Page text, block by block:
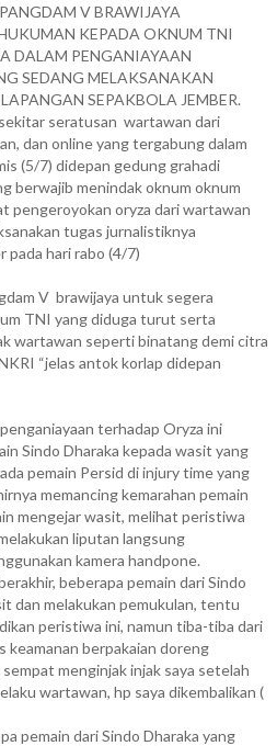
Diduga
Turut
Serta
Aniaya
Wartawan
Dilapangan
Sepak
Bola
Di
Jember
V BRAWIJAYA
KEPADA OKNUM TNI
DALAM PENGANIAYAAN
SEDANG MELAKSANAKAN
SEPAKBOLA JEMBER.
seratusan wartawan dari
dan online yang tergabung dalam
(5/7) didepan gedung grahadi
berwajib menindak oknum oknum
pengeroyokan oryza dari wartawan
tugas jurnalistiknya
pada hari rabo (4/7)
V brawijaya untuk segera
TNI yang diduga turut serta
wartawan seperti binatang demi citra
“jelas antok korlap didepan
terhadap Oryza ini
Sindo Dharaka kepada wasit yang
pemain Persid di injury time yang
memancing kemarahan pemain
mengejar wasit, melihat peristiwa
liputan langsung
kamera handpone.
beberapa pemain dari Sindo
dan melakukan pemukulan, tentu
peristiwa ini, namun tiba-tiba dari
keamanan berpakaian doreng
menginjak injak saya setelah
wartawan, hp saya dikembalikan (
pemain dari Sindo Dharaka yang